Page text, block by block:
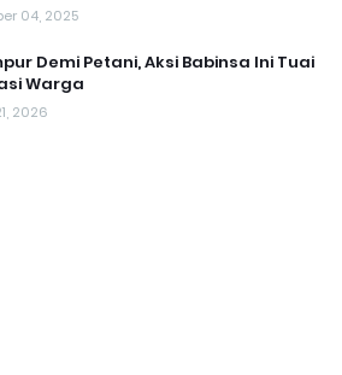
04, 2025
Demi Petani, Aksi Babinsa Ini Tuai
Warga
2026